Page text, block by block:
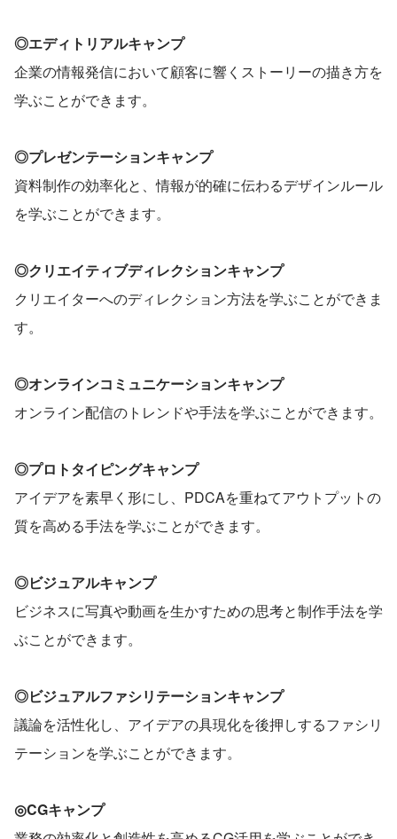
◎エディトリアルキャンプ
企業の情報発信において顧客に響くストーリーの描き方を
学ぶことができます。
◎プレゼンテーションキャンプ
資料制作の効率化と、情報が的確に伝わるデザインルール
を学ぶことができます。
◎クリエイティブディレクションキャンプ
クリエイターへのディレクション方法を学ぶことができま
す。
◎オンラインコミュニケーションキャンプ
オンライン配信のトレンドや手法を学ぶことができます。
◎プロトタイピングキャンプ
アイデアを素早く形にし、PDCAを重ねてアウトプットの
質を高める手法を学ぶことができます。
◎ビジュアルキャンプ
ビジネスに写真や動画を生かすための思考と制作手法を学
ぶことができます。
◎ビジュアルファシリテーションキャンプ
議論を活性化し、アイデアの具現化を後押しするファシリ
テーションを学ぶことができます。
◎CGキャンプ